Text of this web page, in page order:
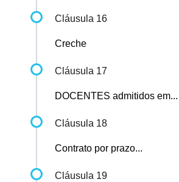
Cláusula 16
Creche
Cláusula 17
DOCENTES admitidos em...
Cláusula 18
Contrato por prazo...
Cláusula 19